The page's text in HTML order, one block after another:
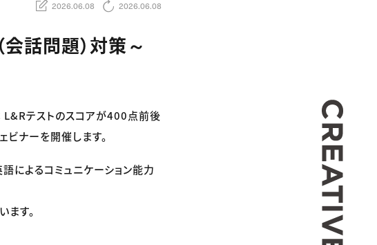
2026.06.08 2026.06.08
話問題）対策～
L&Rテストのスコアが400点前後
ナーを開催します。
よるコミュニケーション能力
す。